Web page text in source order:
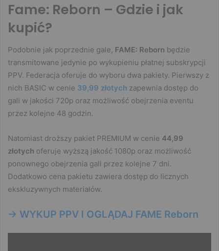
Fame: Reborn – Gdzie i jak
kupić?
Podobnie jak poprzednie gale, FAME: Reborn będzie
transmitowane jedynie po wykupieniu płatnej subskrypcji
PPV. Federacja oferuje do wyboru dwa pakiety. Pierwszy z
nich BASIC w cenie 39,99 złotych zapewnia dostęp do
gali w jakości 720p oraz możliwość obejrzenia eventu
przez kolejne 48 godzin.
Natomiast droższy pakiet PREMIUM w cenie 44,99
złotych oferuje wyższą jakość 1080p oraz możliwość
ponownego obejrzenia gali przez kolejne 7 dni.
Dodatkowo cena pakietu zawiera dostęp do licznych
ekskluzywnych materiałów.
-> WYKUP PPV I OGLĄDAJ FAME Reborn